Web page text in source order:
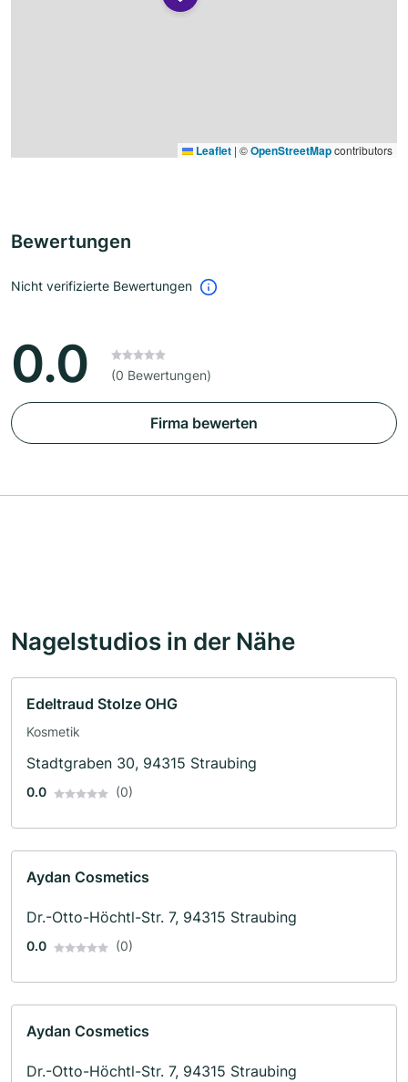
Leaflet | ©OpenStreetMapcontributors
Bewertungen
Nicht verifizierte Bewertungen
0.0 (0 Bewertungen)
Firma bewerten
Nagelstudios in der Nähe
Edeltraud Stolze OHG
Kosmetik
Stadtgraben 30, 94315 Straubing
0.0 (0)
Aydan Cosmetics
Dr.-Otto-Höchtl-Str. 7, 94315 Straubing
0.0 (0)
Aydan Cosmetics
Dr.-Otto-Höchtl-Str. 7, 94315 Straubing